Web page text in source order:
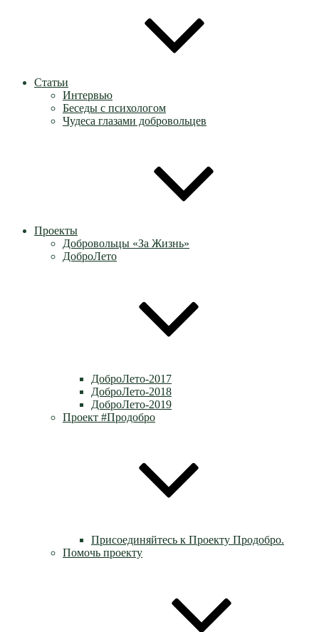
Статьи
Интервью
Беседы с психологом
Чудеса глазами добровольцев
Проекты
Добровольцы «За Жизнь»
ДоброЛето
ДоброЛето-2017
ДоброЛето-2018
ДоброЛето-2019
Проект #Продобро
Присоединяйтесь к Проекту Продобро.
Помочь проекту